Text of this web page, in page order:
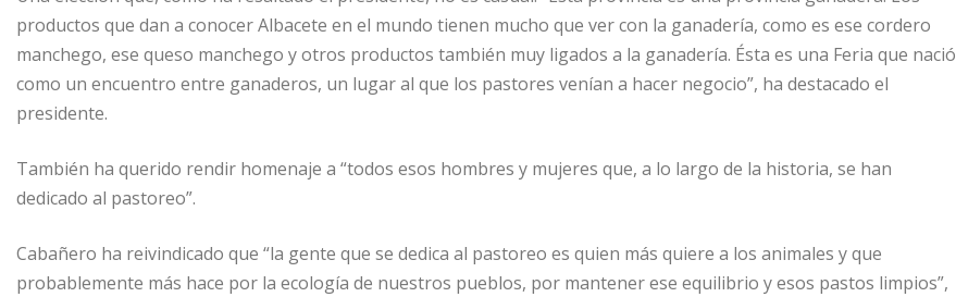
productos que dan a conocer Albacete en el mundo tienen mucho que ver con la ganadería, como es ese cordero
manchego, ese queso manchego y otros productos también muy ligados a la ganadería. Ésta es una Feria que nació
como un encuentro entre ganaderos, un lugar al que los pastores venían a hacer negocio”, ha destacado el
presidente.
También ha querido rendir homenaje a “todos esos hombres y mujeres que, a lo largo de la historia, se han
dedicado al pastoreo”.
Cabañero ha reivindicado que “la gente que se dedica al pastoreo es quien más quiere a los animales y que
probablemente más hace por la ecología de nuestros pueblos, por mantener ese equilibrio y esos pastos limpios”,